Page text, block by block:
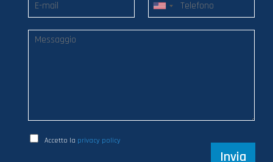
Accetto la privacy policy
Invia